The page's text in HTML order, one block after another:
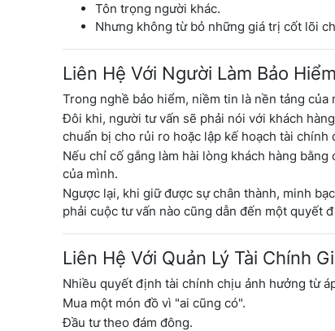
Tôn trọng người khác.
Nhưng không từ bỏ những giá trị cốt lõi
Liên Hệ Với Người Làm Bảo
Trong nghề bảo hiểm, niềm tin là nền tảng của
Đôi khi, người tư vấn sẽ phải nói với khách
chuẩn bị cho rủi ro hoặc lập kế hoạch tài chính
Nếu chỉ cố gắng làm hài lòng khách hàng
của mình.
Ngược lại, khi giữ được sự chân thành, minh
phải cuộc tư vấn nào cũng dẫn đến một quyết
Liên Hệ Với Quản Lý Tài Chính
Nhiều quyết định tài chính chịu ảnh hưởng từ
Mua một món đồ vì "ai cũng có".
Đầu tư theo đám đông.